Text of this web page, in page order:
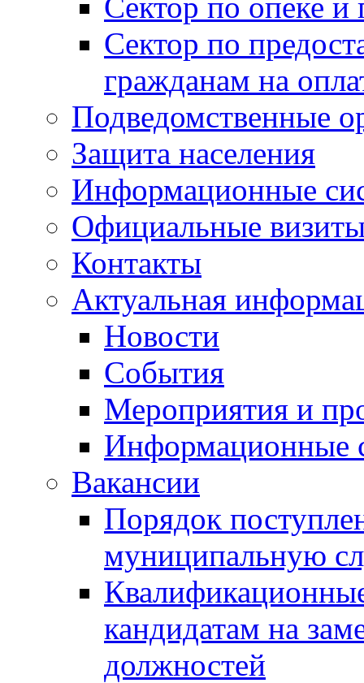
Сектор по
гражданам на
Подведомственные
Защита населения
Информационные
Официальные
Контакты
Актуальная
Новости
События
Мероприятия и
Информационные
Вакансии
Порядок
муниципальную
кандидатам на
должностей